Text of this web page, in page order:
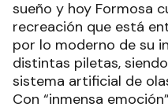
sueño y hoy Formosa
recreación que está
por lo moderno de su
distintas piletas,
sistema artificial de
Con “inmensa